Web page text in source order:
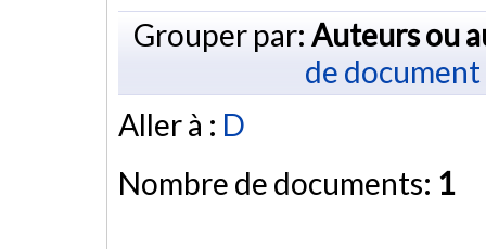
Grouper par: Auteurs ou
de document
Aller à : D
Nombre de documents: 1